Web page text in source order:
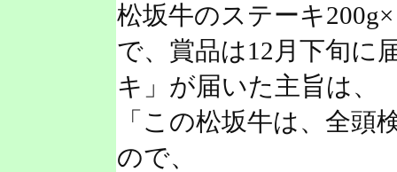
松坂牛のステーキ
で、賞品は12月下旬に
キ」が届いた主旨は、
「この松坂牛は、全頭
ので、